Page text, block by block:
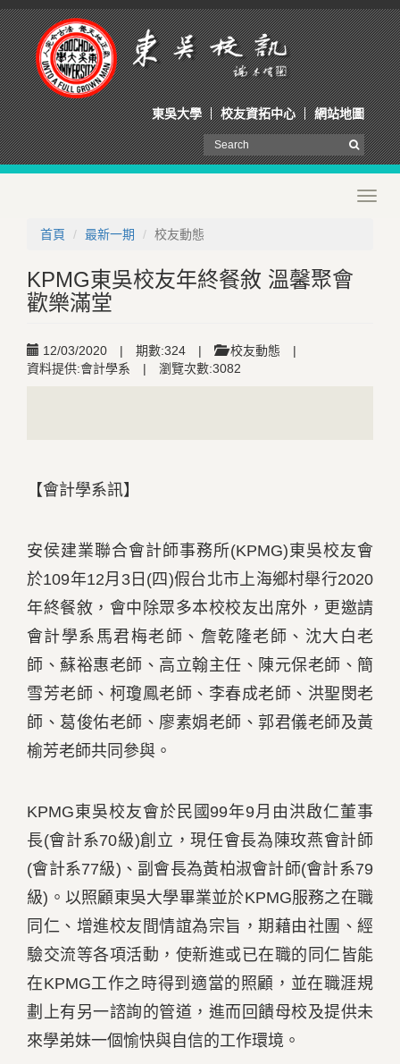
東吳大學 校友資拓中心 網站地圖
首頁
最新一期 校友動態
KPMG東吳校友年終餐敘 溫馨聚會
歡樂滿堂
12/03/2020 | 期數:324 | 校友動態
|
資料提供:會計學系
| 瀏覽次數:3082
【會計學系訊】
安侯建業聯合會計師事務所(KPMG)東吳校友會
於109年12月3日(四)假台北市上海鄉村舉行2020
年終餐敘，會中除眾多本校校友出席外，更邀請
會計學系馬君梅老師、詹乾隆老師、沈大白老
師、蘇裕惠老師、高立翰主任、陳元保老師、簡
雪芳老師、柯瓊鳳老師、李春成老師、洪聖閔老
師、葛俊佑老師、廖素娟老師、郭君儀老師及黃
榆芳老師共同參與。
KPMG東吳校友會於民國99年9月由洪啟仁董事
長(會計系70級)創立，現任會長為陳玫燕會計師
(會計系77級)、副會長為黃柏淑會計師(會計系79
級)。以照顧東吳大學畢業並於KPMG服務之在職
同仁、增進校友間情誼為宗旨，期藉由社團、經
驗交流等各項活動，使新進或已在職的同仁皆能
在KPMG工作之時得到適當的照顧，並在職涯規
劃上有另一諮詢的管道，進而回饋母校及提供未
來學弟妹一個愉快與自信的工作環境。